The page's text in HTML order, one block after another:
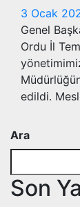
3 Ocak
Genel
Ordu İl
edildi.
Ara
Son